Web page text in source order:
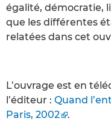
égalité, démocratie,
que les différentes
relatées dans cet
L’ouvrage est en
l’éditeur : Quand
Paris, 2002
.